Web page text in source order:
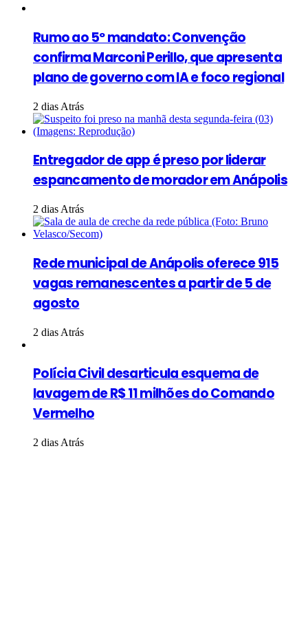
Rumo ao 5º mandato: Convenção
confirma Marconi Perillo, que apresenta
plano de governo com IA e foco regional
2 dias Atrás
Entregador de app é preso por liderar
espancamento de morador em Anápolis
2 dias Atrás
Rede municipal de Anápolis oferece 915
vagas remanescentes a partir de 5 de
agosto
2 dias Atrás
Polícia Civil desarticula esquema de
lavagem de R$ 11 milhões do Comando
Vermelho
2 dias Atrás